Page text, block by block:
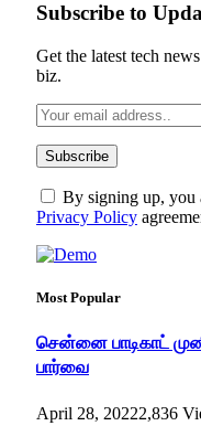
Subscribe to
Get the latest tech
biz.
By signing up, you
Privacy Policy
Most Popular
சென்னை பாடிகாட்
பார்வை
April 28, 20222,836